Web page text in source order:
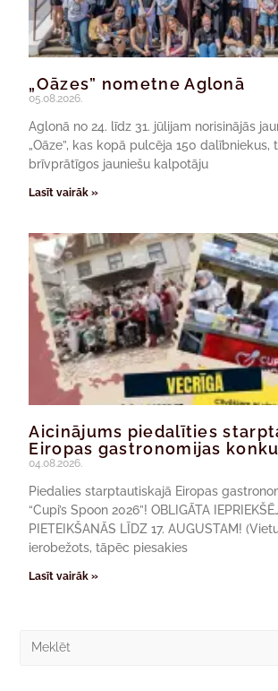
„Oāzes” nometne Aglonā
05.08.2026.
Aglonā no 24. līdz 31. jūlijam norisinājās
„Oāze”, kas kopā pulcēja 150 dalībniekus,
brīvprātīgos jauniešu kalpotāju
Lasīt vairāk »
Aicinājums piedalīties
Eiropas gastronomijas
04.08.2026.
Piedalies starptautiskajā Eiropas
“Cupi’s Spoon 2026”! OBLIGĀTA
PIETEIKŠANĀS LĪDZ 17. AUGUSTAM!
ierobežots, tāpēc piesakies
Lasīt vairāk »